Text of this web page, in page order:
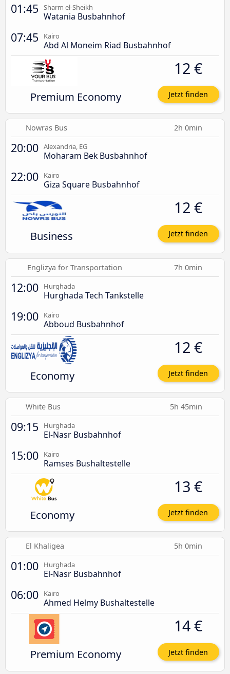
01:45 Sharm el-Sheikh
Watania Busbahnhof
07:45 Kairo
Abd Al Moneim Riad Busbahnhof
Premium Economy
12 €
Jetzt finden
Nowras Bus 2h 0min
20:00 Alexandria, EG
Moharam Bek Busbahnhof
22:00 Kairo
Giza Square Busbahnhof
Business
12 €
Jetzt finden
Englizya for Transportation 7h 0min
12:00 Hurghada
Hurghada Tech Tankstelle
19:00 Kairo
Abboud Busbahnhof
Economy
12 €
Jetzt finden
White Bus 5h 45min
09:15 Hurghada
El-Nasr Busbahnhof
15:00 Kairo
Ramses Bushaltestelle
Economy
13 €
Jetzt finden
El Khaligea 5h 0min
01:00 Hurghada
El-Nasr Busbahnhof
06:00 Kairo
Ahmed Helmy Bushaltestelle
Premium Economy
14 €
Jetzt finden